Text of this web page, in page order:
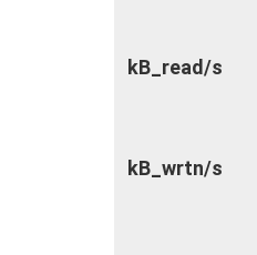
kB_read/s
kB_wrtn/s